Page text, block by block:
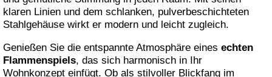
klaren Linien und dem schlanken, pulverbeschichteten
Stahlgehäuse wirkt er modern und leicht zugleich.
Genießen Sie die entspannte Atmosphäre eines echten
Flammenspiels, das sich harmonisch in Ihr
Wohnkonzept einfügt. Ob als stilvoller Blickfang im